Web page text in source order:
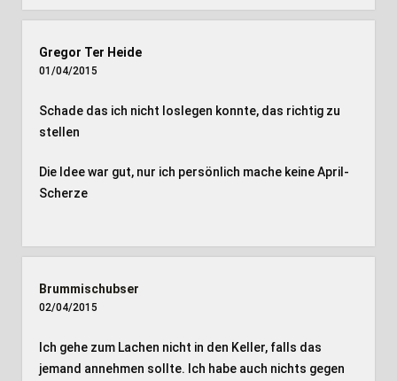
Gregor Ter Heide
01/04/2015
Schade das ich nicht loslegen konnte, das richtig zu
stellen
Die Idee war gut, nur ich persönlich mache keine April-
Scherze
Brummischubser
02/04/2015
Ich gehe zum Lachen nicht in den Keller, falls das
jemand annehmen sollte. Ich habe auch nichts gegen